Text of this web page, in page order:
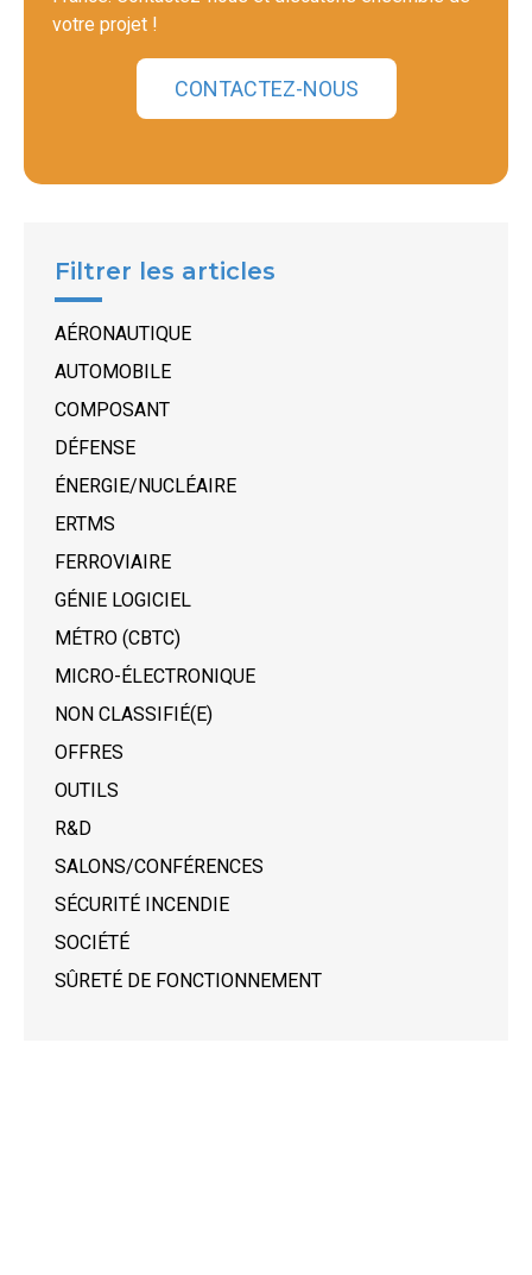
votre projet !
CONTACTEZ-NOUS
Filtrer les articles
AÉRONAUTIQUE
AUTOMOBILE
COMPOSANT
DÉFENSE
ÉNERGIE/NUCLÉAIRE
ERTMS
FERROVIAIRE
GÉNIE LOGICIEL
MÉTRO (CBTC)
MICRO-ÉLECTRONIQUE
NON CLASSIFIÉ(E)
OFFRES
OUTILS
R&D
SALONS/CONFÉRENCES
SÉCURITÉ INCENDIE
SOCIÉTÉ
SÛRETÉ DE FONCTIONNEMENT